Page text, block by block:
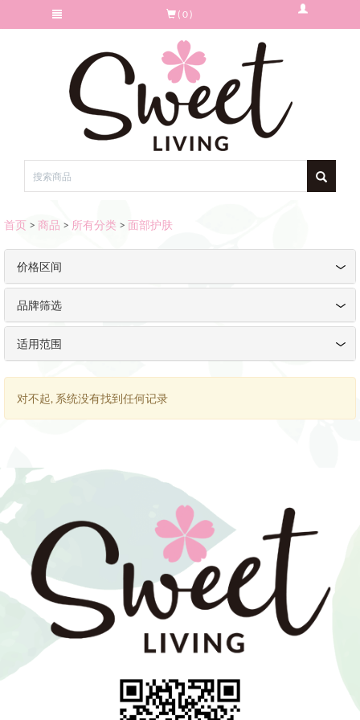
( 0 )
首页 > 商品 > 所有分类 > 面部护肤
价格区间
品牌筛选
适用范围
对不起, 系统没有找到任何记录